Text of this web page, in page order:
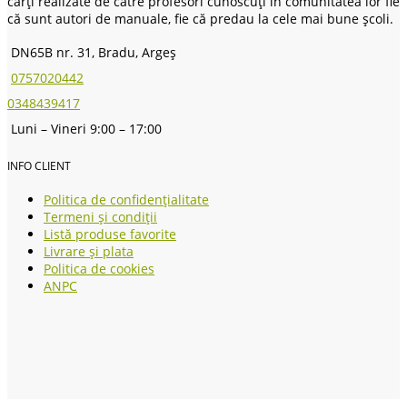
că sunt autori de manuale, fie că predau la cele mai bune școli.
DN65B nr. 31, Bradu, Argeș
0757020442
0348439417
Luni – Vineri 9:00 – 17:00
INFO CLIENT
Politica de confidențialitate
Termeni și condiții
Listă produse favorite
Livrare și plata
Politica de cookies
ANPC